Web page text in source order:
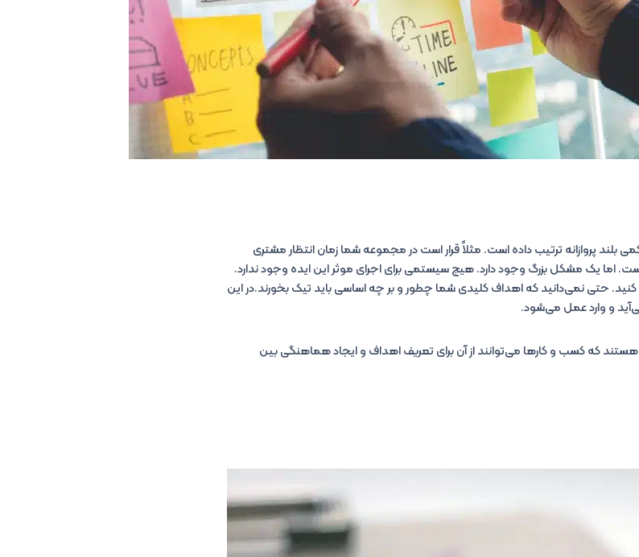
پروازانه ترتیب داده است. مثلاً قرار است در مجموعه شما زمان انتظار مشتری
اما یک مشکل بزرگ وجود دارد. هیچ سیستمی برای اجرای موثر این ایده وجود ندارد.
کنید. حتی نمی‌دانید که اهداف کلیدی شما چطور و بر چه اساسی باید تیک بخورند.در این
و وارد عمل می‌شود.
که کسب و کارها می‌توانند از آن برای تعریف اهداف و ایجاد هماهنگی بین